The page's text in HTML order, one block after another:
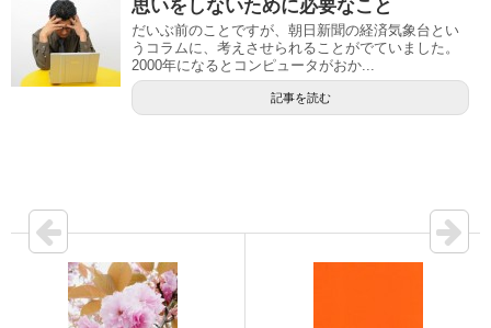
思いをしないために必要なこと
だいぶ前のことですが、朝日新聞の経済気象台とい
うコラムに、考えさせられることがでていました。
2000年になるとコンピュータがおか...
記事を読む